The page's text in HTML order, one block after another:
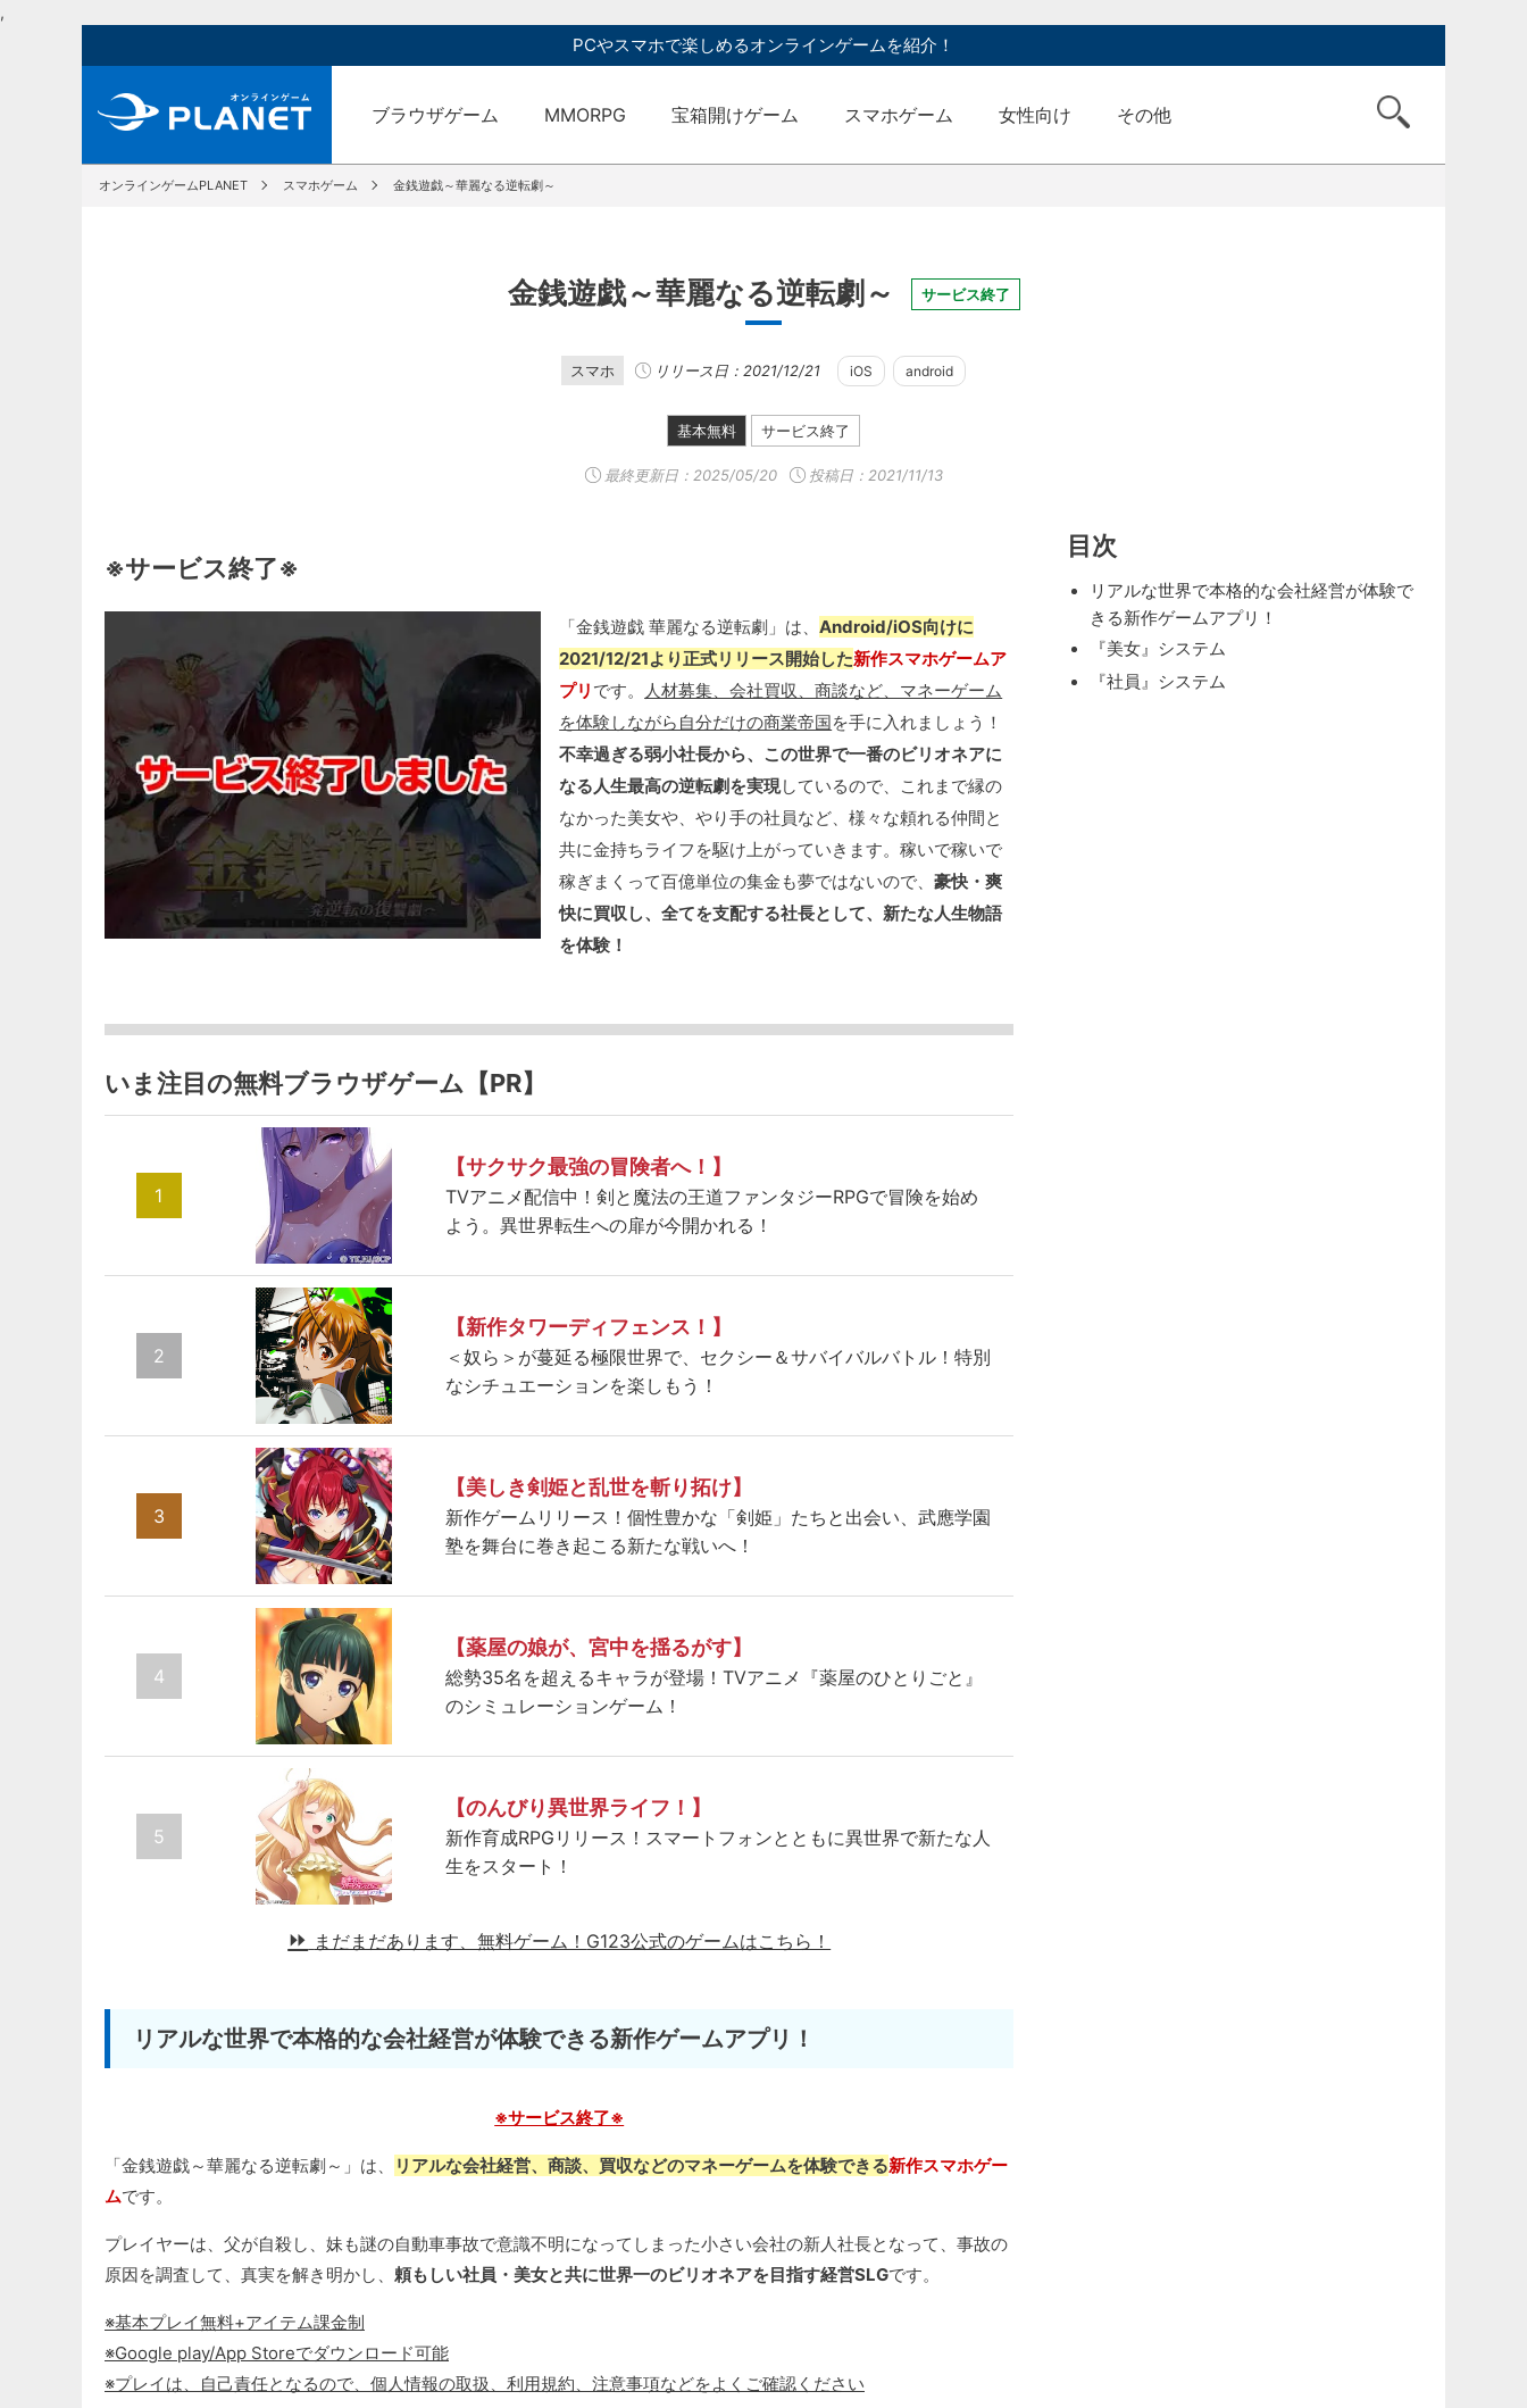
,
PCやスマホで楽しめるオンラインゲームを紹介！
ブラウザゲーム MMORPG 宝箱開けゲーム スマホゲーム 女性向け その他
オンラインゲームPLANET スマホゲーム 金銭遊戯～華麗なる逆転劇～
金銭遊戯～華麗なる逆転劇～ サービス終了
スマホ リリース日：2021/12/21 iOS android
基本無料 サービス終了
最終更新日： 2025/05/20 投稿日：2021/11/13
※サービス終了※
「金銭遊戯 華麗なる逆転劇」は、Android/iOS向けに
2021/12/21より正式リリース開始した新作スマホゲームア
プリ です。 人材募集、会社買収、商談など、マネーゲーム
を体験しながら自分だけの商業帝国を手に入れましょう！
不幸過ぎる弱小社長から、この世界で一番のビリオネアに
なる人生最高の逆転劇を実現しているので、これまで縁の
なかった美女や、やり手の社員など、様々な頼れる仲間と
共に金持ちライフを駆け上がっていきます。稼いで稼いで
稼ぎまくって百億単位の集金も夢ではないので、豪快・爽
快に買収し、全てを支配する社長として、新たな人生物語
を体験！
いま注目の無料ブラウザゲーム【PR】
1
【サクサク最強の冒険者へ！】
TVアニメ配信中！剣と魔法の王道ファンタジーRPGで冒険を始め
よう。異世界転生への扉が今開かれる！
2
【新作タワーディフェンス！】
＜奴ら＞が蔓延る極限世界で、セクシー＆サバイバルバトル！特別
なシチュエーションを楽しもう！
3
【美しき剣姫と乱世を斬り拓け】
新作ゲームリリース！個性豊かな「剣姫」たちと出会い、武應学園
塾を舞台に巻き起こる新たな戦いへ！
4
【薬屋の娘が、宮中を揺るがす】
総勢35名を超えるキャラが登場！TVアニメ『薬屋のひとりごと』
のシミュレーションゲーム！
5
【のんびり異世界ライフ！】
新作育成RPGリリース！スマートフォンとともに異世界で新たな人
生をスタート！
まだまだあります、無料ゲーム！ G123公式のゲームはこちら！
リアルな世界で本格的な会社経営が体験できる新作ゲームアプリ！
※サービス終了※
「金銭遊戯～華麗なる逆転劇～」は、 リアルな会社経営、商談、買収などのマネーゲームを体験できる新作スマホゲー
ムです。
プレイヤーは、父が自殺し、妹も謎の自動車事故で意識不明になってしまった小さい会社の新人社長となって、事故の
原因を調査して、真実を解き明かし、 頼もしい社員・美女と共に世界一のビリオネアを目指す経営SLGです。
※基本プレイ無料+アイテム課金制
※Google play/App Storeでダウンロード可能
※プレイは、自己責任となるので、個人情報の取扱、利用規約、注意事項などをよくご確認ください
目次
リアルな世界で本格的な会社経営が体験で
きる新作ゲームアプリ！
『美女』システム
『社員』システム